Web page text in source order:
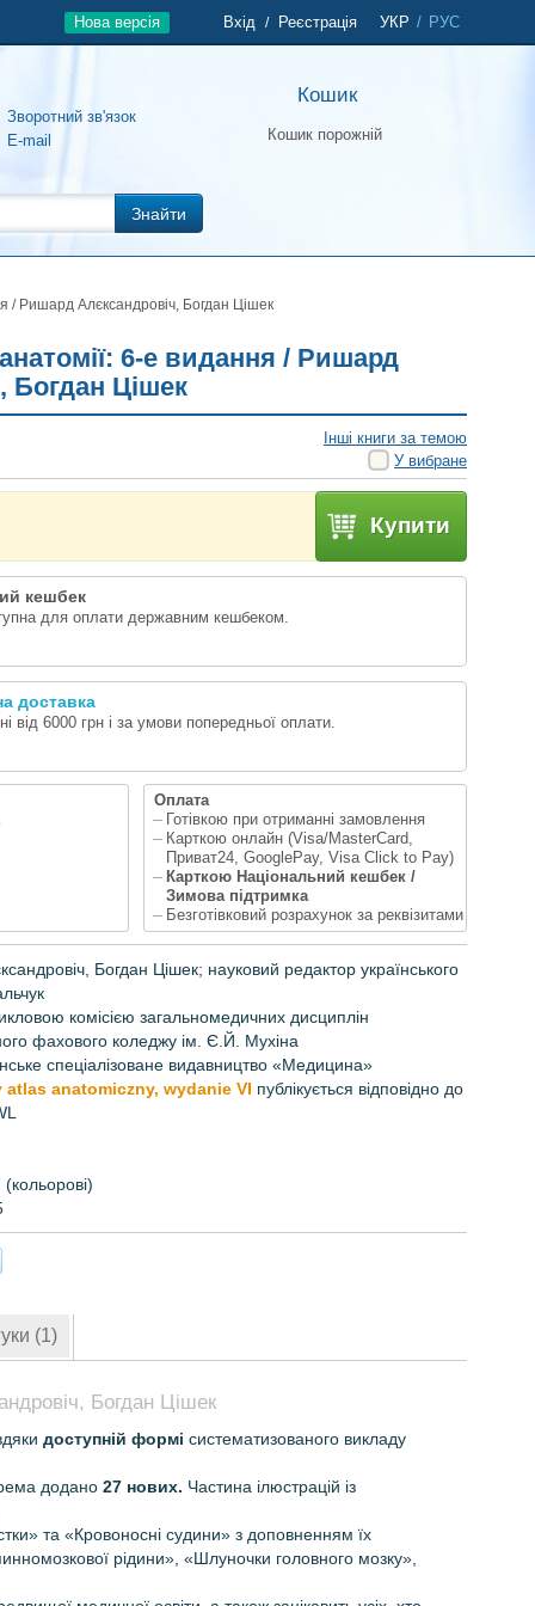
УКР / РУС
Вхід / Реєстрація
Нова версія
Зворотний зв'язок
E-mail
Кошик
Кошик порожній
Знайти
/ Ришард Алєксандровіч, Богдан Цішек
6-е видання / Ришард
Богдан Цішек
Інші книги за темою
У вибране
Купити
кешбек
для оплати державним кешбеком.
доставка
від 6000 грн і за умови попередньої оплати.
Оплата
Готівкою при отриманні замовлення
Карткою онлайн (Visa/MasterCard,
Приват24, GooglePay, Visa Click to Pay)
Карткою Національний кешбек /
Зимова підтримка
Безготівковий розрахунок за реквізитами
Богдан Цішек; науковий редактор українського
комісією загальномедичних дисциплін
фахового коледжу ім. Є.Й. Мухіна
спеціалізоване видавництво «Медицина»
atlas anatomiczny, wydanie VI публікується відповідно до
(кольорові)
(1)
Богдан Цішек
доступній формі систе­матизованого викладу
додано 27 нових. Частина ілюстрацій із
та «Кровоносні судини» з доповненням їх
рідини», «Шлуночки головного мозку»,